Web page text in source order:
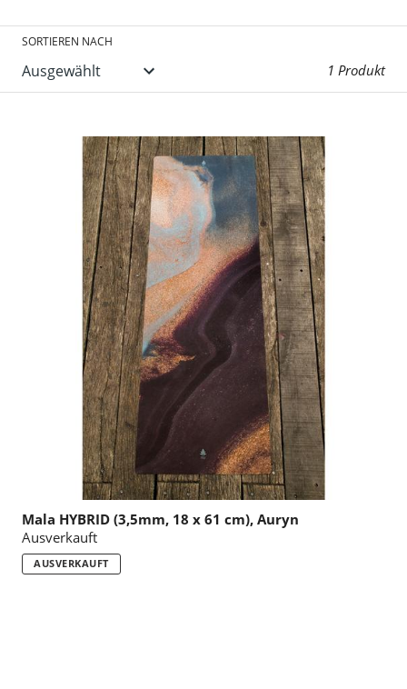
SORTIEREN NACH
1 Produkt
Mala HYBRID (3,5mm, 18 x 61 cm), Auryn
Ausverkauft
AUSVERKAUFT